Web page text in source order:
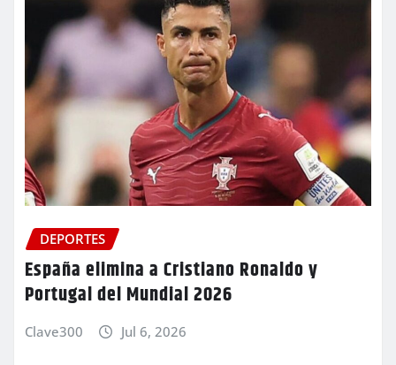
DEPORTES
España elimina a Cristiano Ronaldo y
Portugal del Mundial 2026
Clave300 Jul 6, 2026